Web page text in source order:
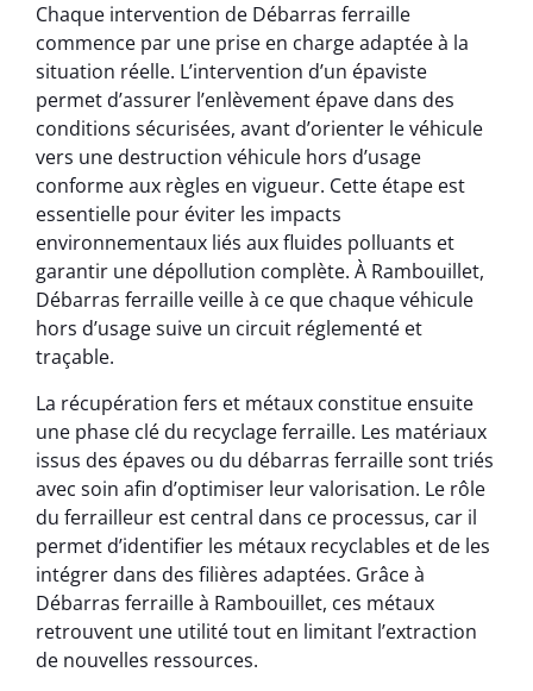
Chaque intervention de Débarras ferraille
commence par une prise en charge adaptée à la
situation réelle. L’intervention d’un épaviste
permet d’assurer l’enlèvement épave dans des
conditions sécurisées, avant d’orienter le véhicule
vers une destruction véhicule hors d’usage
conforme aux règles en vigueur. Cette étape est
essentielle pour éviter les impacts
environnementaux liés aux fluides polluants et
garantir une dépollution complète. À Rambouillet,
Débarras ferraille veille à ce que chaque véhicule
hors d’usage suive un circuit réglementé et
traçable.
La récupération fers et métaux constitue ensuite
une phase clé du recyclage ferraille. Les matériaux
issus des épaves ou du débarras ferraille sont triés
avec soin afin d’optimiser leur valorisation. Le rôle
du ferrailleur est central dans ce processus, car il
permet d’identifier les métaux recyclables et de les
intégrer dans des filières adaptées. Grâce à
Débarras ferraille à Rambouillet, ces métaux
retrouvent une utilité tout en limitant l’extraction
de nouvelles ressources.